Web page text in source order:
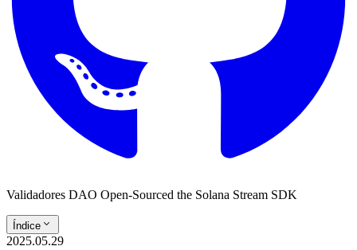
Validadores DAO Open-Sourced the Solana Stream SDK
Índice
2025.05.29